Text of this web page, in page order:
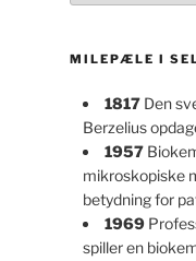
MILEPÆLE I
1817Den
Berzelius
1957
mikroskopiske
betydning for
1969
spiller en